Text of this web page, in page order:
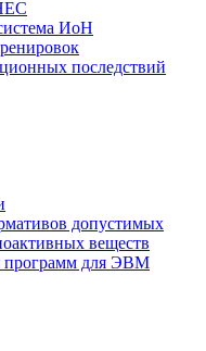
ИоН
последствий
допустимых
веществ
программ для ЭВМ